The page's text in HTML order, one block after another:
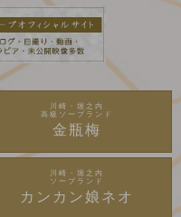
川崎・堀之内
高級ソープランド
金瓶梅
川崎・堀之内
ソープランド
カンカン娘ネオ